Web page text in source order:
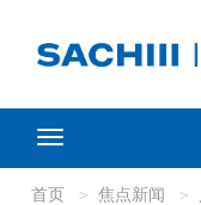
Toggle
首页
焦点新闻